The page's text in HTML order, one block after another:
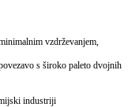
vzdrževanjem,
s široko paleto dvojnih
industriji